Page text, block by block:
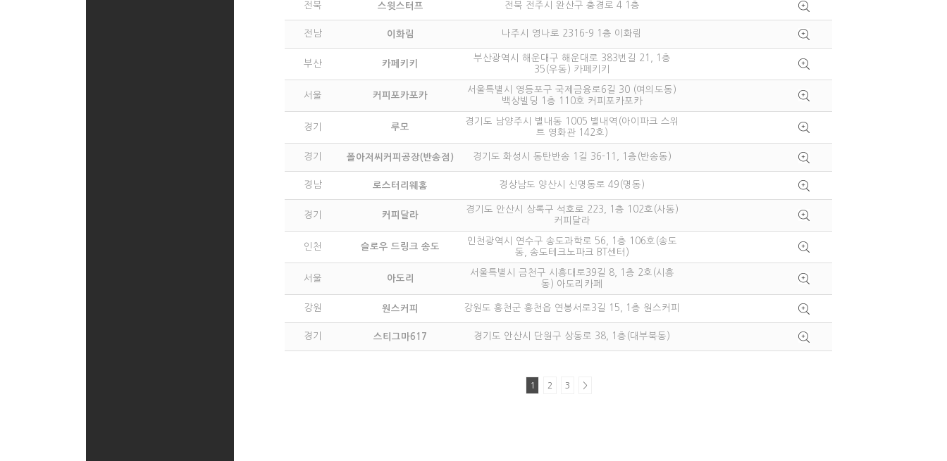
전북 스윗스터프 전북 전주시 완산구 충경로 4 1층
전남 이화림 나주시 영나로 2316-9 1층 이화림
부산 카페키키
부산광역시 해운대구 해운대로 383번길 21, 1층
35(우동) 카페키키
서울 커피포카포카
서울특별시 영등포구 국제금융로6길 30 (여의도동)
백상빌딩 1층 110호 커피포카포카
경기 루모
경기도 남양주시 별내동 1005 별내역(아이파크 스위
트 영화관 142호)
경기 폴아저씨커피공장(반송점) 경기도 화성시 동탄반송 1길 36-11, 1층(반송동)
경남 로스터리웨홈 경상남도 양산시 신명동로 49(명동)
경기 커피달라
경기도 안산시 상록구 석호로 223, 1층 102호(사동)
커피달라
인천 슬로우 드링크 송도
인천광역시 연수구 송도과학로 56, 1층 106호(송도
동, 송도테크노파크 BT센터)
서울 아도리
서울특별시 금천구 시흥대로39길 8, 1층 2호(시흥
동) 아도리카페
강원 원스커피 강원도 홍천군 홍천읍 연봉서로3길 15, 1층 원스커피
경기 스티그마617 경기도 안산시 단원구 상동로 38, 1층(대부북동)
1 2 3 >